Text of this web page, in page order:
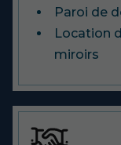
Paroi de
Location
miroirs